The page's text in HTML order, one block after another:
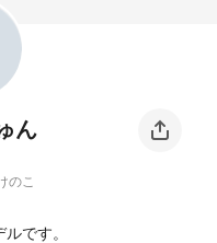
ん
のこ
です。